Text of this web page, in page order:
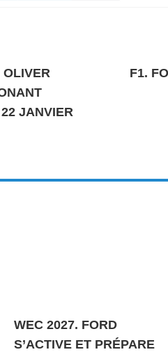
OLIVER
JANVIER
F1.
WEC 2027. FORD
S’ACTIVE ET PRÉPARE